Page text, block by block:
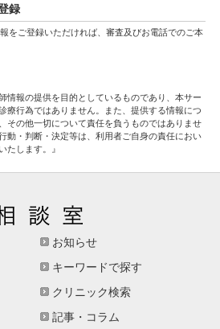
録
をご登録いただければ、審査及びお電話でのご本
情報の提供を目的としているものであり、本サー
療行為ではありません。また、提供する情報につ
その他一切について責任を負うものではありませ
動・判断・決定等は、利用者ご自身の責任におい
たします。』
お知らせ
キーワードで探す
クリニック検索
記事・コラム